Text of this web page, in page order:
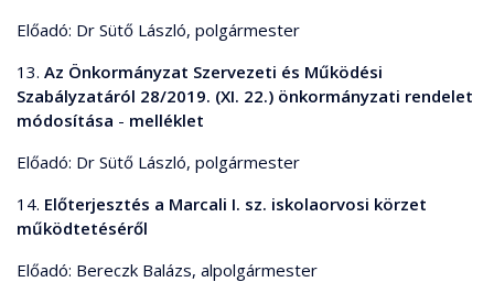
Előadó: Dr Sütő László, polgármester
13. Az Önkormányzat Szervezeti és Működési
Szabályzatáról 28/2019. (XI. 22.) önkormányzati rendelet
módosítása - melléklet
Előadó: Dr Sütő László, polgármester
14. Előterjesztés a Marcali I. sz. iskolaorvosi körzet
működtetéséről
Előadó: Bereczk Balázs, alpolgármester